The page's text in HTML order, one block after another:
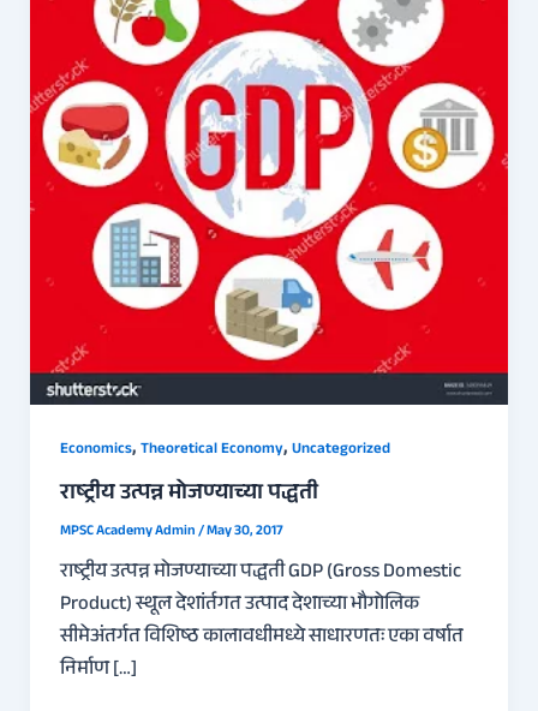
Economics,Theoretical Economy,Uncategorized
राष्ट्रीय उत्पन्न मोजण्याच्या पद्धती
MPSC Academy Admin/May 30, 2017
राष्ट्रीय उत्पन्न मोजण्याच्या पद्धती GDP (Gross Domestic
Product) स्थूल देशांर्तगत उत्पाद देशाच्या भौगोलिक
सीमेअंतर्गत विशिष्ठ कालावधीमध्ये साधारणतः एका वर्षात
निर्माण […]